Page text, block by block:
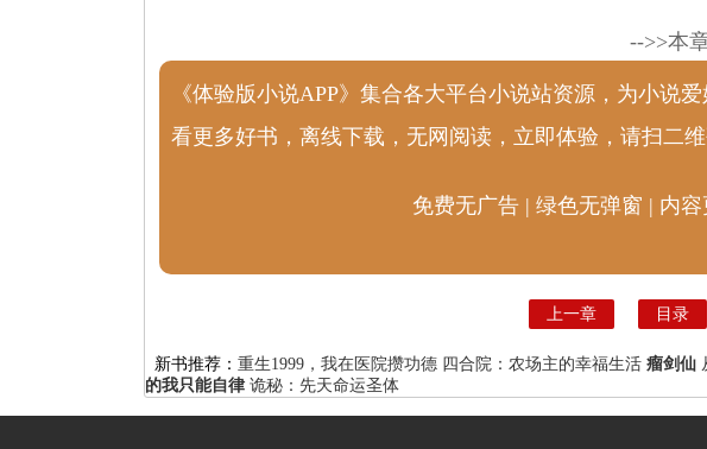
-->>本
《体验版小说APP》集合各大平台小说站资源，为小说
看更多好书，离线下载，无网阅读，立即体验，请扫二
免费无广告 | 绿色无弹窗 | 内
上一章 目录
新书推荐： 重生1999，我在医院攒功德 四合院：农场主的幸福生活 瘤剑仙
的我只能自律 诡秘：先天命运圣体